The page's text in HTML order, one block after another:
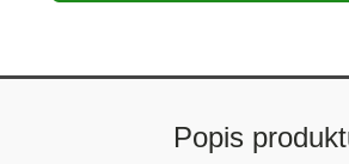
Popis